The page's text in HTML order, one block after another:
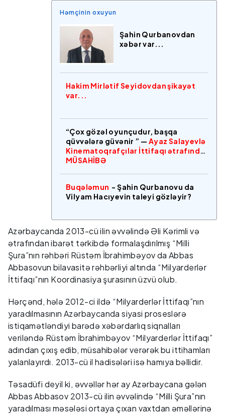
Həmçinin oxuyun
Şahin Qurbanovdan
xəbər var...
Hakim Mirlətif Seyidovdan şikayət
var...
“Çox gözəl oyunçudur, başqa
qüvvələrə güvənir ” — Ayaz Salayevlə
Kinematoqrafçılar İttifaqı ətrafında
MÜSAHİBƏ
Buqələmun - Şahin Qurbanovu da
Vilyam Hacıyevin taleyi gözləyir?
Azərbaycanda 2013-cü ilin əvvəlində Əli Kərimli və
ətrafından ibarət tərkibdə formalaşdırılmış “Milli
Şura”nın rəhbəri Rüstəm İbrahimbəyov da Abbas
Abbasovun bilavasitə rəhbərliyi altında “Milyarderlər
İttifaqı”nın Koordinasiya şurasının üzvü olub.
Hərçənd, hələ 2012-ci ildə “Milyarderlər İttifaqı”nın
yaradılmasının Azərbaycanda siyasi proseslərə
istiqamətləndiyi barədə xəbərdarlıq siqnalları
veriləndə Rüstəm İbrahimbəyov “Milyarderlər İttifaqı”
adından çıxış edib, müsahibələr verərək bu ittihamları
yalanlayırdı. 2013-cü il hadisələri isə hamıya bəllidir.
Təsadüfi deyil ki, əvvəllər hər ay Azərbaycana gələn
Abbas Abbasov 2013-cü ilin əvvəlində “Milli Şura”nın
yaradılması məsələsi ortaya çıxan vaxtdan əməllərinə